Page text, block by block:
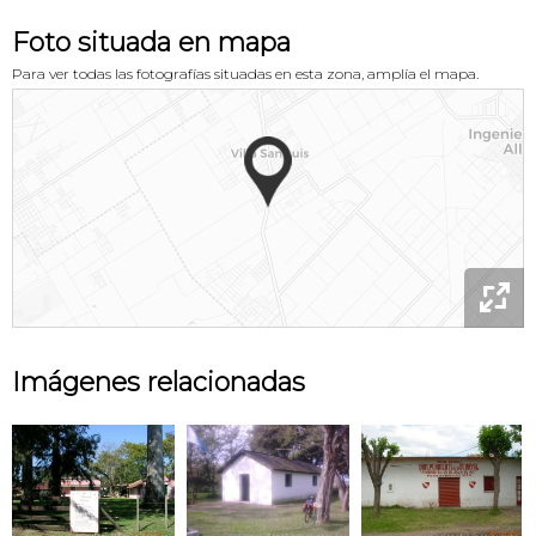
Foto situada en mapa
Para ver todas las fotografías situadas en esta zona, amplía el mapa.

Imágenes relacionadas